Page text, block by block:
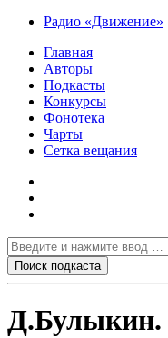
Радио «Движение»
Главная
Авторы
Подкасты
Конкурсы
Фонотека
Чарты
Сетка вещания
Д.Булыкин.